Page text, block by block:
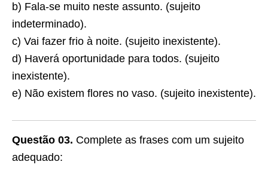
b) Fala-se muito neste assunto. (sujeito
indeterminado).
c) Vai fazer frio à noite. (sujeito inexistente).
d) Haverá oportunidade para todos. (sujeito
inexistente).
e) Não existem flores no vaso. (sujeito inexistente).
Questão 03. Complete as frases com um sujeito
adequado: